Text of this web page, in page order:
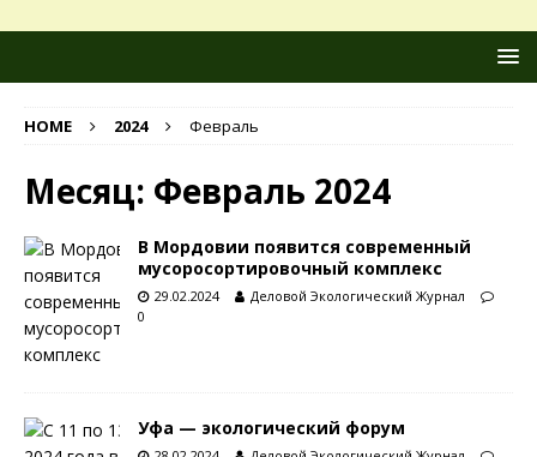
HOME 2024 Февраль
Месяц: Февраль 2024
В Мордовии появится современный
мусоросортировочный комплекс
29.02.2024
Деловой Экологический Журнал
0
Уфа — экологический форум